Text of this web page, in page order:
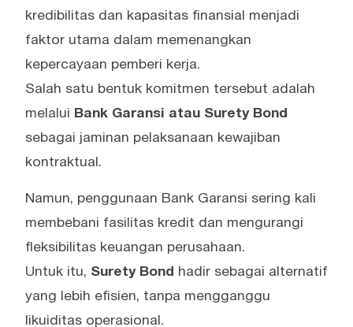
kredibilitas dan kapasitas finansial menjadi
faktor utama dalam memenangkan
kepercayaan pemberi kerja.
Salah satu bentuk komitmen tersebut adalah
melalui Bank Garansi atau Surety Bond
sebagai jaminan pelaksanaan kewajiban
kontraktual.
Namun, penggunaan Bank Garansi sering kali
membebani fasilitas kredit dan mengurangi
fleksibilitas keuangan perusahaan.
Untuk itu, Surety Bond
hadir sebagai alternatif
yang lebih efisien, tanpa mengganggu
likuiditas operasional.